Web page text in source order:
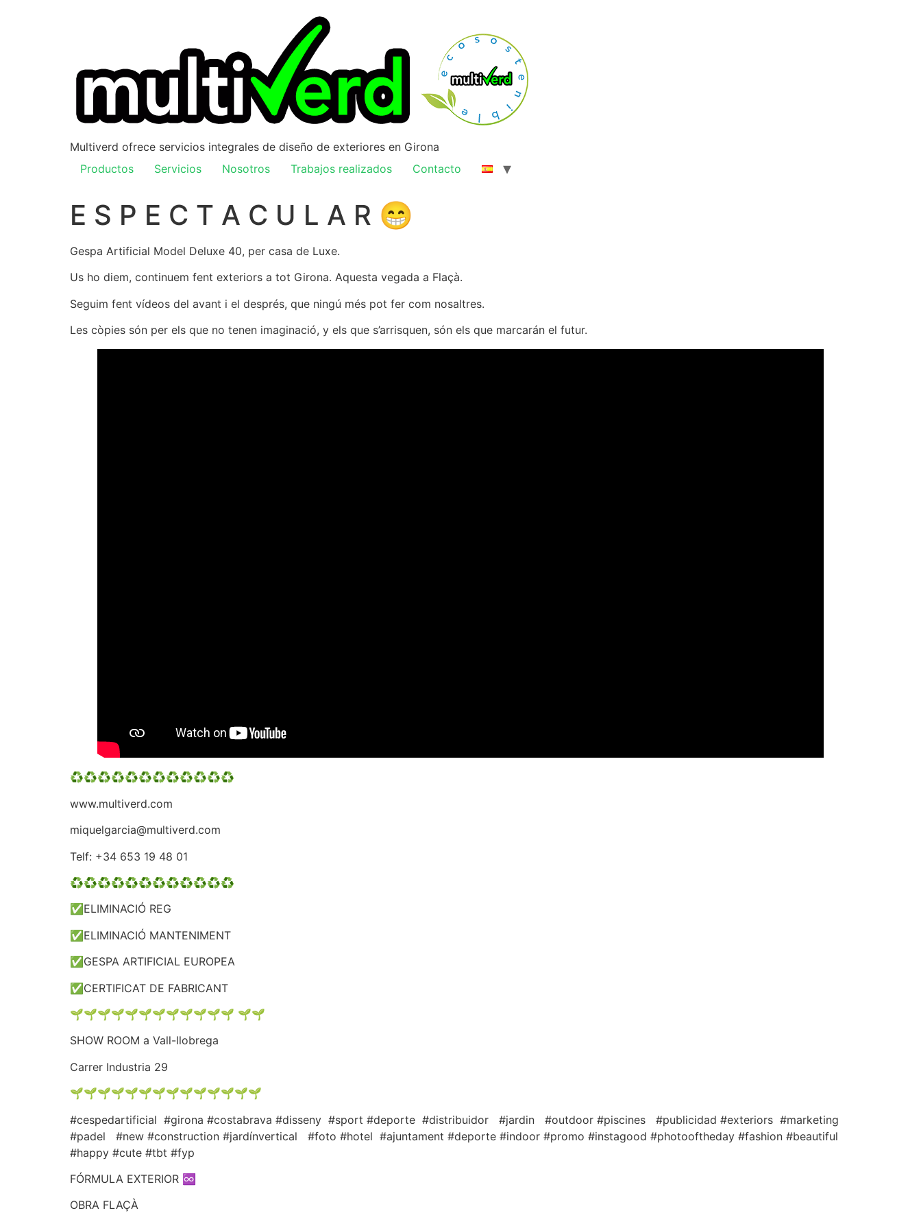
Multiverd ofrece servicios integrales de diseño de exteriores en Girona
Productos
Servicios Nosotros Trabajos realizados Contacto
E S P E C T A C U L A R 😁
Gespa Artificial Model Deluxe 40, per casa de Luxe.
Us ho diem, continuem fent exteriors a tot Girona. Aquesta vegada a Flaçà.
Seguim fent vídeos del avant i el després, que ningú més pot fer com nosaltres.
Les còpies són per els que no tenen imaginació, y els que s’arrisquen, són els que marcarán el futur.
♻️♻️♻️♻️♻️♻️♻️♻️♻️♻️♻️♻️
www.multiverd.com
miquelgarcia@multiverd.com
Telf: +34 653 19 48 01
♻️♻️♻️♻️♻️♻️♻️♻️♻️♻️♻️♻️
✅ELIMINACIÓ REG
✅ELIMINACIÓ MANTENIMENT
✅GESPA ARTIFICIAL EUROPEA
✅CERTIFICAT DE FABRICANT
🌱🌱🌱🌱🌱🌱🌱🌱🌱🌱🌱🌱 🌱🌱
SHOW ROOM a Vall-llobrega
Carrer Industria 29
🌱🌱🌱🌱🌱🌱🌱🌱🌱🌱🌱🌱🌱🌱
#cespedartificial #girona #costabrava #disseny #sport #deporte #distribuidor #jardin #outdoor #piscines #publicidad #exteriors #marketing
#padel #new #construction #jardínvertical #foto #hotel #ajuntament #deporte #indoor #promo #instagood #photooftheday #fashion #beautiful
#happy #cute #tbt #fyp
FÓRMULA EXTERIOR ♾️
OBRA FLAÇÀ